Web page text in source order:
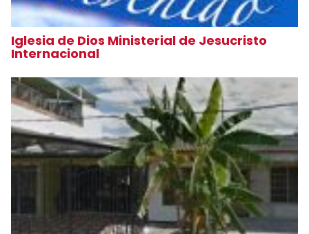
Iglesia de Dios Ministerial de Jesucristo
Internacional